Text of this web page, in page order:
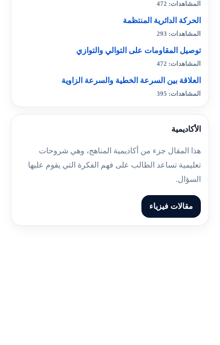
المشاهدات: 472
الحركة الدائرية المنتظمة
المشاهدات: 293
توصيل المقاومات على التوالي والتوازي
المشاهدات: 472
العلاقة بين السرعة الخطية والسرعة الزاوية
المشاهدات: 395
الأكاديمية
هذا المقال جزء من أكاديمية المناهج، وهي شروحات
تعليمية تساعد الطالب على فهم الفكرة التي يقوم عليها
السؤال.
مقالات فيزياء